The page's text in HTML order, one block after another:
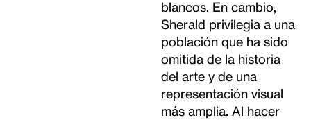
blancos. En cambio,
Sherald privilegia a una
población que ha sido
omitida de la historia
del arte y de una
representación visual
más amplia. Al hacer